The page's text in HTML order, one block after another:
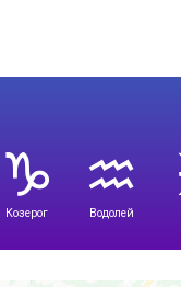
Козерог Водолей